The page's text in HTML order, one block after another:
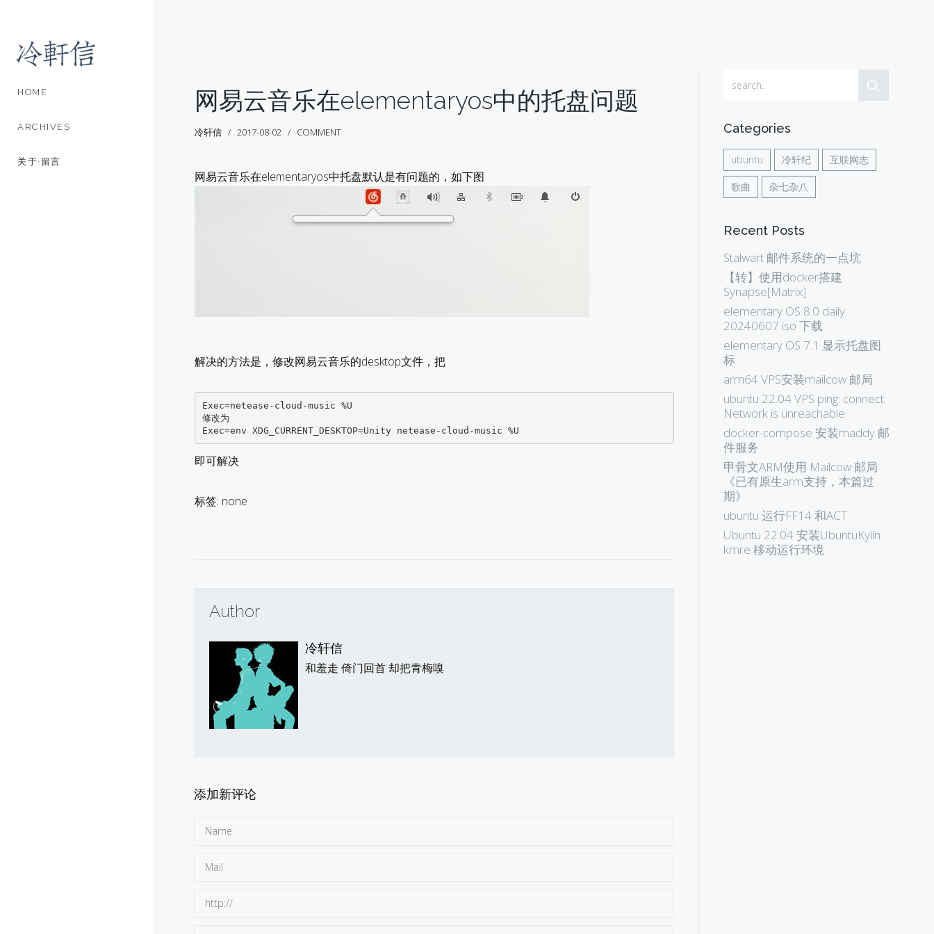
HOME
ARCHIVES
关于·留言
网易云音乐在elementaryos中的托盘问题
冷轩信 2017-08-02 COMMENT
网易云音乐在elementaryos中托盘默认是有问题的，如下图
解决的方法是，修改网易云音乐的desktop文件，把
Exec=netease-cloud-music %U
修改为
即可解决
标签: none
Author
冷轩信
和羞走 倚门回首 却把青梅嗅
添加新评论
Categories
ubuntu 冷轩纪 互联网志
歌曲 杂七杂八
Recent Posts
Stalwart 邮件系统的一点坑
【转】使用docker搭建
Synapse[Matrix]
elementary OS 8.0 daily
20240607 iso 下载
elementary OS 7.1 显示托盘图
标
arm64 VPS安装mailcow 邮局
ubuntu 22.04 VPS ping: connect:
Network is unreachable
docker-compose 安装maddy 邮
件服务
甲骨文ARM使用 Mailcow 邮局
《已有原生arm支持，本篇过
期》
ubuntu 运行FF14 和ACT
Ubuntu 22.04 安装UbuntuKylin
kmre 移动运行环境